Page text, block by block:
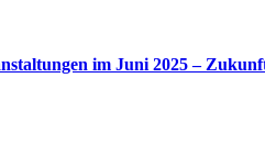
im Juni 2025 –